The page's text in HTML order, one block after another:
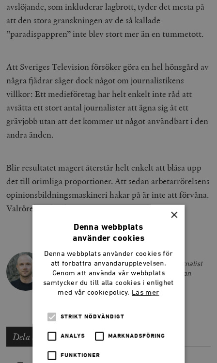
avslöjande, som inkluderar lagbrott, tyder det mesta på
att den stora granskningen av de så kallade
”paradispappren” inte blev stort mer än en tummetott.
Att Sveriges Television försöker göra en hel hönsgård av
några fjädrar säger dock något om journalistikens
villkor: Ett medieföretag har helt enkelt inte råd att
avsätta ett stort antal journalister att ägna sig åt ett
grävjobb utan att det kommer ut något användbart i den
andra änden.
Blir resultatet magert återstår helt enkelt att blåsa upp
det till orimliga proportioner. Att sedan arbetarrörelsens
opinionsbildningsmaskineri hakar på är inte att förvåna.
Valrörelsen har börjat.
LARS ANDERS JOHANSSON
Lars Anders Johansson är författare, journalist
och tidigare chefredaktör på Smedjan. Han
driver också podcastenBudoarstämning
Dela artikeln
×
Denna webbplats
använder cookies
Denna webbplats använder cookies för
att förbättra användarupplevelsen.
Genom att använda vår webbplats
samtycker du till alla cookies i enlighet
med vår cookiepolicy. Läs mer
STRIKT NÖDVÄNDIGT
ANALYS MARKNADSFÖRING
FUNKTIONER